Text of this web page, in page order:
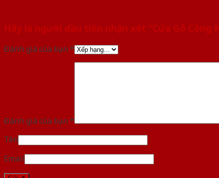
Hãy là người đầu tiên nhận xét “Cửa Gỗ Công
Đánh giá của bạn *
Đánh giá của bạn *
Tên
Email